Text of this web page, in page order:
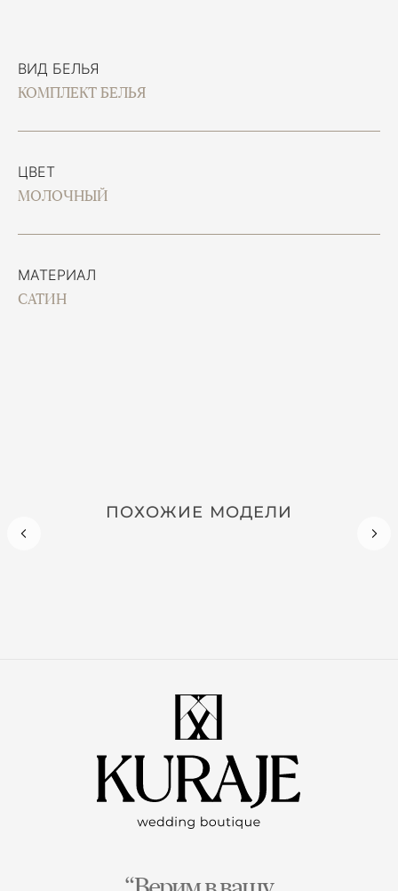
ВИД БЕЛЬЯ
КОМПЛЕКТ БЕЛЬЯ
ЦВЕТ
МОЛОЧНЫЙ
МАТЕРИАЛ
САТИН
ПОХОЖИЕ МОДЕЛИ